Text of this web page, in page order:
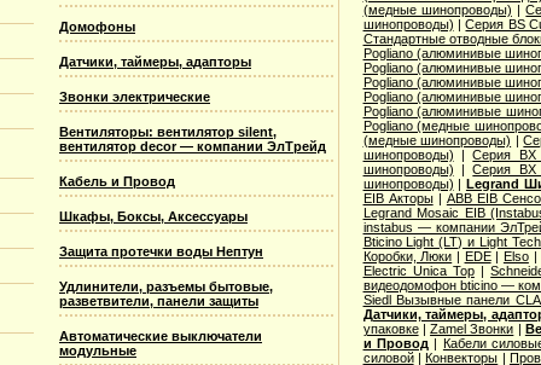
Домофоны
Датчики, таймеры, адапторы
Звонки электрические
Вентиляторы: вентилятор silent,
вентилятор decor — компании ЭлТрейд
Кабель и Провод
Шкафы, Боксы, Аксессуары
Защита протечки воды Нептун
Удлинители, разъемы бытовые,
разветвители, панели защиты
Автоматические выключатели
модульные
(медные шинопроводы) |
шинопроводы) |Серия ВS
Стандартные отводные
Pogliano (алюминивые
Pogliano (алюминивые
Pogliano (алюминивые
Pogliano (алюминивые
Pogliano (алюминивые
Pogliano (медные
(медные шинопроводы) |
шинопроводы) |Серия ВХ
шинопроводы) |Серия ВХ
шинопроводы) | Legrand
EIB Акторы| ABB EIB
Legrand Mosaic ЕIB
instabus — компании
Bticino Light (LT) и Light
Коробки, Люки | EDE| Elso|
Electric Unica Top|
видеодомофон bticino —
Siedl Вызывные панели
Датчики, таймеры,
упаковке|Zamel Звонки |
и Провод | Кабели
силовой|Конвекторы |